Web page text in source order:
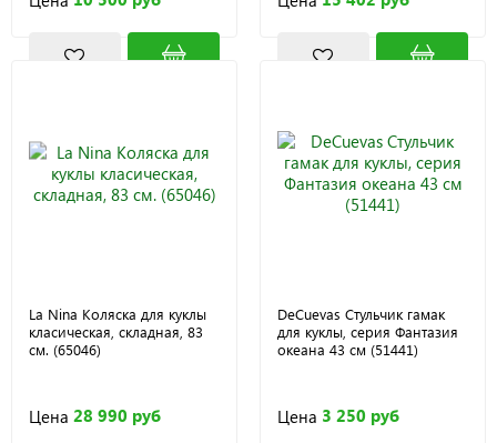
La Nina Коляска для куклы
класическая, складная, 83
см. (65046)
Цена 28 990 руб
DeCuevas Стульчик гамак
для куклы, серия Фантазия
океана 43 см (51441)
Цена 3 250 руб